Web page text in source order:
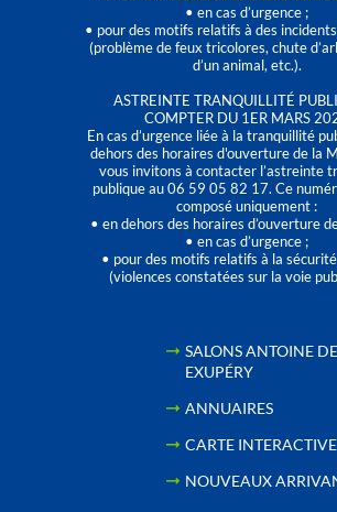
• en cas d’urgence ;
• pour des motifs relatifs à des
(problème de feux tricolores, chute
d’un animal, etc.).
ASTREINTE TRANQUILLITÉ
COMPTER DU 1ER MARS
En cas d’urgence liée à la tranquillité
dehors des horaires d'ouverture de la
vous invitons à contacter l’astreinte
publique au 06 59 05 82 17. Ce
composé uniquement :
• en dehors des horaires d’ouverture
• en cas d’urgence ;
• pour des motifs relatifs à la
(violences constatées sur la voie
SALONS ANTOINE
EXUPÉRY
ANNUAIRES
CARTE INTERACTIVE
NOUVEAUX